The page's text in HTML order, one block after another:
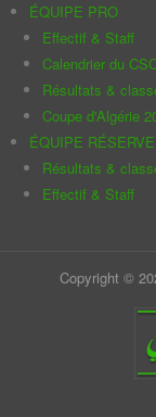
ÉQUIPE PRO
Effectif & Staff
Calendrier du
Résultats &
Coupe d'Algérie
ÉQUIPE RÉSERVE
Résultats &
Effectif & Staff
Copyright ©